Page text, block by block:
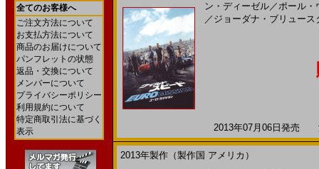
全てのお客様へ
ご注文方法について
お支払方法について
商品のお届けについて
パンフレットの状態
返品・交換について
メンバーについて
プライバシーポリシー
利用規約について
特定商取引法に基づく
表示
ン・ディーゼル／ポール・
／ ジョーダナ・ブリュース
2013年07月06日発売
2013年製作（製作国 アメリカ）